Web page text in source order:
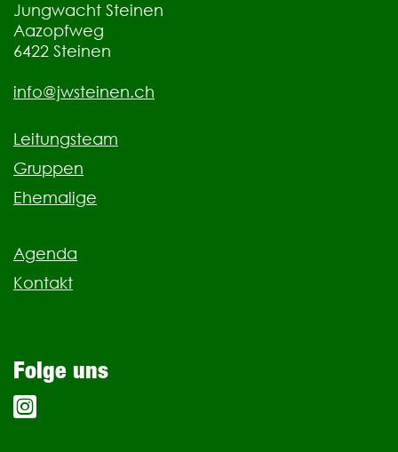
Jungwacht Steinen
Aazopfweg
6422 Steinen
info@jwsteinen.ch
Leitungsteam
Gruppen
Ehemalige
Agenda
Kontakt
Folge uns